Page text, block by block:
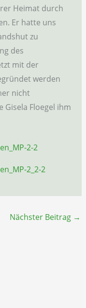
Heimat durch
Er hatte uns
zu
des
mit der
werden
nicht
Gisela Floegel ihm
Nächster Beitrag →